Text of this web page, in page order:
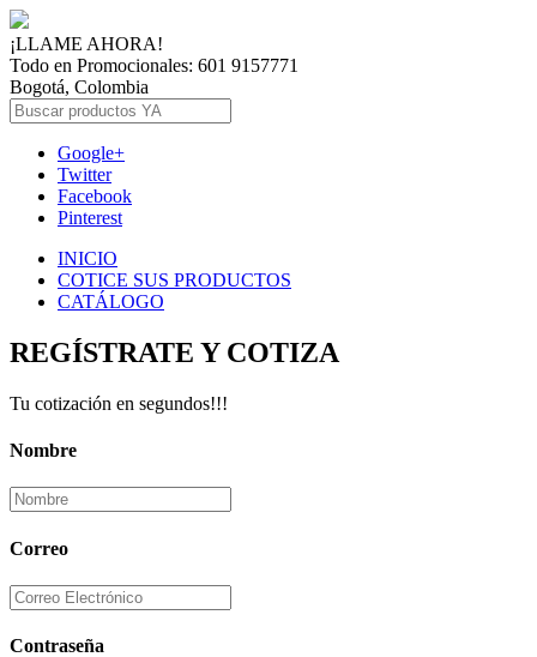
¡LLAME AHORA!
Todo en Promocionales: 601 9157771
Bogotá, Colombia
Google+
Twitter
Facebook
Pinterest
INICIO
COTICE SUS PRODUCTOS
CATÁLOGO
REGÍSTRATE Y COTIZA
Tu cotización en segundos!!!
Nombre
Correo
Contraseña